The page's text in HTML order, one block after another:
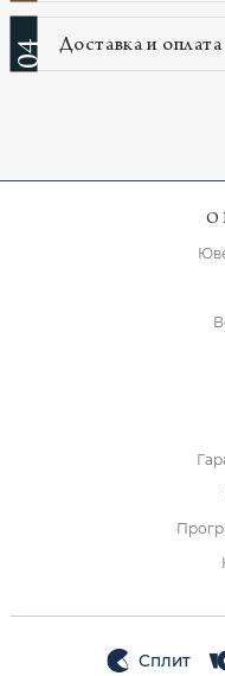
04 Доставка и оплата
О
Сплит